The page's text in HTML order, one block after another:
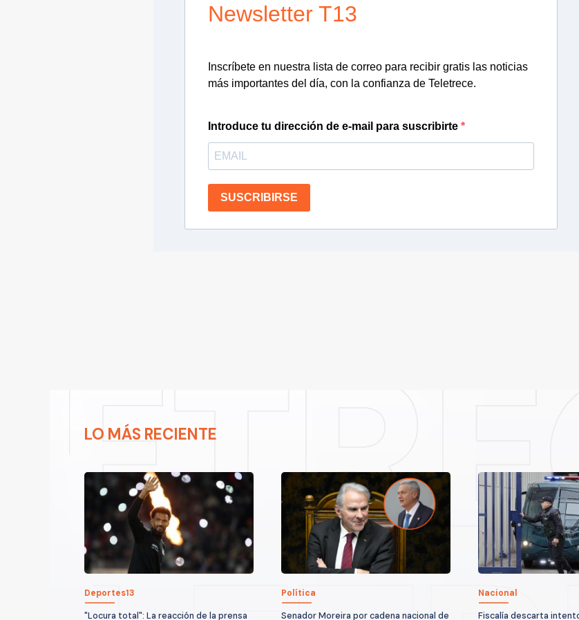
Newsletter T13
Inscríbete en nuestra lista de correo para recibir gratis las noticias
más importantes del día, con la confianza de Teletrece.
Introduce tu dirección de e-mail para suscribirte
SUSCRIBIRSE
LO MÁS RECIENTE
Deportes13
"Locura total": La reacción de la prensa
Política
Senador Moreira por cadena nacional de
Nacional
Fiscalía descarta